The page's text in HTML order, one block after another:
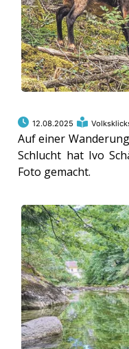
12.08.2025
Auf einer
Schlucht hat Ivo
Foto gemacht.